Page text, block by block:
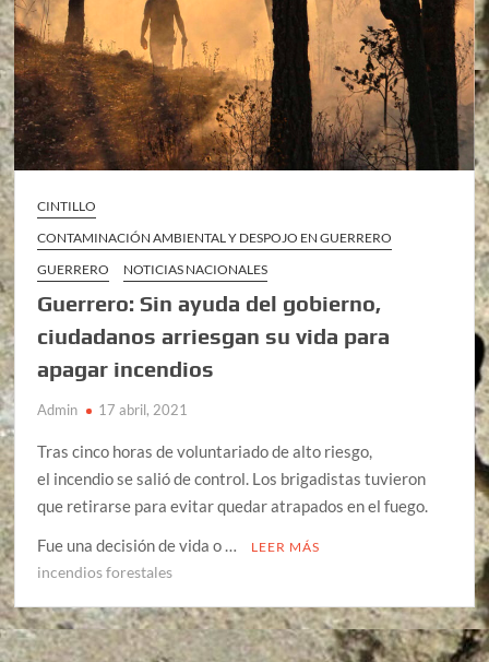
CINTILLO
CONTAMINACIÓN AMBIENTAL Y DESPOJO EN GUERRERO
GUERRERO
NOTICIAS NACIONALES
Guerrero: Sin ayuda del gobierno,
ciudadanos arriesgan su vida para
apagar incendios
Admin 17 abril, 2021
Tras cinco horas de voluntariado de alto riesgo,
el incendio se salió de control. Los brigadistas tuvieron
que retirarse para evitar quedar atrapados en el fuego.
Fue una decisión de vida o …
LEER MÁS
incendios forestales